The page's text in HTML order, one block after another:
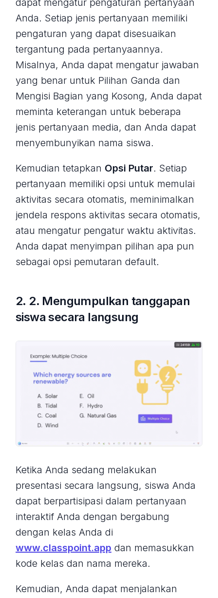
dapat mengatur pengaturan pertanyaan
Anda. Setiap jenis pertanyaan memiliki
pengaturan yang dapat disesuaikan
tergantung pada pertanyaannya.
Misalnya, Anda dapat mengatur jawaban
yang benar untuk Pilihan Ganda dan
Mengisi Bagian yang Kosong, Anda dapat
meminta keterangan untuk beberapa
jenis pertanyaan media, dan Anda dapat
menyembunyikan nama siswa.
Kemudian tetapkan Opsi Putar. Setiap
pertanyaan memiliki opsi untuk memulai
aktivitas secara otomatis, meminimalkan
jendela respons aktivitas secara otomatis,
atau mengatur pengatur waktu aktivitas.
Anda dapat menyimpan pilihan apa pun
sebagai opsi pemutaran default.
2. 2. Mengumpulkan tanggapan
siswa secara langsung
Ketika Anda sedang melakukan
presentasi secara langsung, siswa Anda
dapat berpartisipasi dalam pertanyaan
interaktif Anda dengan bergabung
dengan kelas Anda di
www.classpoint.app dan memasukkan
kode kelas dan nama mereka.
Kemudian, Anda dapat menjalankan